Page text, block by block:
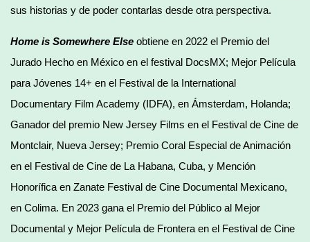
sus historias y de poder contarlas desde otra perspectiva.
Home is Somewhere Else obtiene en 2022 el Premio del
Jurado Hecho en México en el festival DocsMX; Mejor Película
para Jóvenes 14+ en el Festival de la International
Documentary Film Academy (IDFA), en Ámsterdam, Holanda;
Ganador del premio New Jersey Films en el Festival de Cine de
Montclair, Nueva Jersey; Premio Coral Especial de Animación
en el Festival de Cine de La Habana, Cuba, y Mención
Honorífica en Zanate Festival de Cine Documental Mexicano,
en Colima. En 2023 gana el Premio del Público al Mejor
Documental y Mejor Película de Frontera en el Festival de Cine